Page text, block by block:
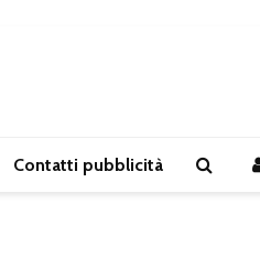
Contatti pubblicità